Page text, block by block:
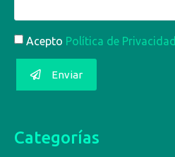
Acepto Política de Privacidad
Enviar
Categorías